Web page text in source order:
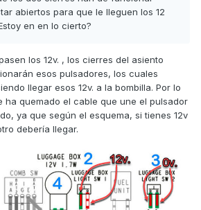
Diagram.pdf
Wiring Diagram_2_.pdf
Unavailable
abiertos para que le lleguen los 12
en en lo cierto?
los 12v. , los cierres del asiento
esos pulsadores, los cuales
llegar esos 12v. a la bombilla. Por lo
ha quemado el cable que une el pulsador
ya que según el esquema, si tienes 12v
debería llegar.